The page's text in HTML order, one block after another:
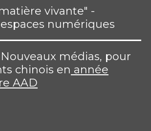
vivante" -
numériques
médias, pour
chinois en année
AAD